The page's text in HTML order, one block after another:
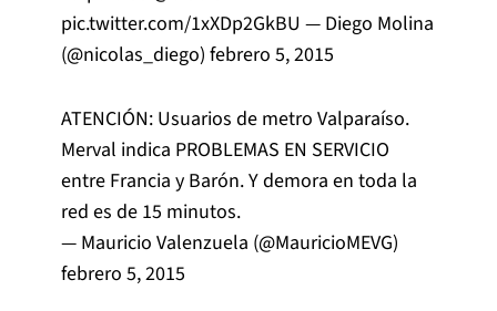
pic.twitter.com/1xXDp2GkBU — Diego Molina
(@nicolas_diego) febrero 5, 2015
ATENCIÓN: Usuarios de metro Valparaíso.
Merval indica PROBLEMAS EN SERVICIO
entre Francia y Barón. Y demora en toda la
red es de 15 minutos.
— Mauricio Valenzuela (@MauricioMEVG)
febrero 5, 2015